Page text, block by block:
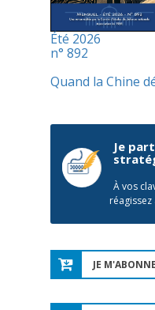
Été 2026
n° 892
Quand la Chine
Je
À vos
JE M'ABONNE